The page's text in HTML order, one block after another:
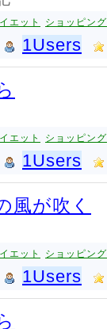
エット ショッピング
1Users
エット ショッピング
1Users
風が吹く
エット ショッピング
1Users